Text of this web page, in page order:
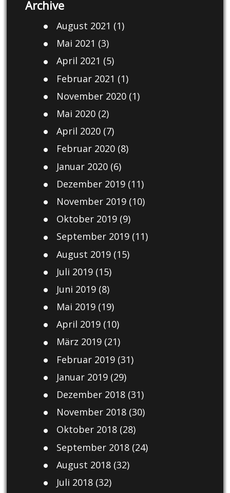
Archive
August 2021 (1)
Mai 2021 (3)
April 2021 (5)
Februar 2021 (1)
November 2020(1)
Mai 2020(2)
April 2020(7)
Februar 2020(8)
Januar 2020(6)
Dezember 2019(11)
November 2019(10)
Oktober 2019(9)
September 2019(11)
August 2019(15)
Juli 2019(15)
Juni 2019(8)
Mai 2019(19)
April 2019(10)
März 2019(21)
Februar 2019(31)
Januar 2019(29)
Dezember 2018(31)
November 2018(30)
Oktober 2018(28)
September 2018(24)
August 2018(32)
Juli 2018(32)